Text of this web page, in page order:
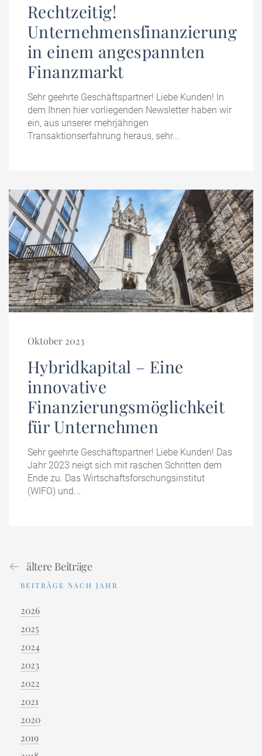
Rechtzeitig!
Unternehmensfinanzierung
in einem angespannten
Finanzmarkt
Sehr geehrte Geschäftspartner! Liebe Kunden! In
dem Ihnen hier vorliegenden Newsletter haben wir
ein, aus unserer mehrjährigen
Transaktionserfahrung heraus, sehr...
Oktober 2023
Hybridkapital – Eine
innovative
Finanzierungsmöglichkeit
für Unternehmen
Sehr geehrte Geschäftspartner! Liebe Kunden! Das
Jahr 2023 neigt sich mit raschen Schritten dem
Ende zu. Das Wirtschaftsforschungsinstitut
(WIFO) und...
ältere Beiträge
BEITRÄGE NACH JAHR
2026
2025
2024
2023
2022
2021
2020
2019